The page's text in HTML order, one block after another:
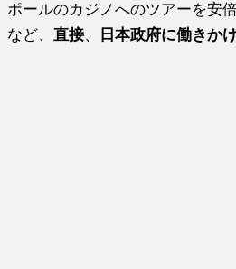
ポールのカジノへのツアーを安
など、直接、 日本政府に働きか